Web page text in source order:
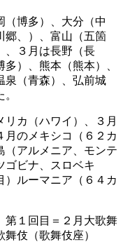
（博多）、大分（中
郷、）、富山（五箇
、３月は長野（長
）、熊本（熊本）、
泉（青森）、弘前城
リカ（ハワイ）、３月
月のメキシコ（６２カ
（アルメニア、モンテ
ゴビナ、スロベキ
）ルーマニア（６４カ
第１回目＝２月大歌舞
伎（歌舞伎座）